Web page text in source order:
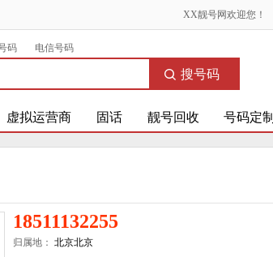
XX靓号网欢迎您！
码 电信号码
搜号码
虚拟运营商 固话 靓号回收 号码定制
18511132255
归属地： 北京北京